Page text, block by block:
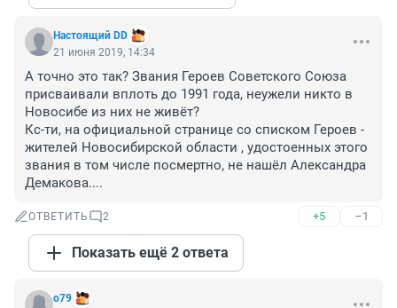
Настоящий DD
21 июня 2019, 14:34
А точно это так? Звания Героев Советского Союза
присваивали вплоть до 1991 года, неужели никто в
Новосибе из них не живёт?
Кс-ти, на официальной странице со списком Героев -
жителей Новосибирской области , удостоенных этого
звания в том числе посмертно, не нашёл Александра
Демакова....
ОТВЕТИТЬ 2 +5 –1
Показать ещё 2 ответа
o79